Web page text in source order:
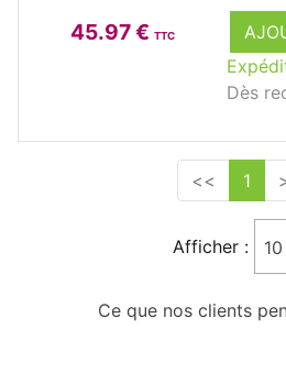
45.97 € TTC
Dès
<< 1
Afficher : 10
Ce que nos clients